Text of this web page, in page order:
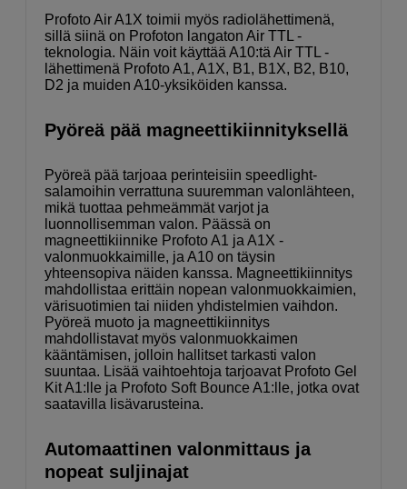
Profoto Air A1X toimii myös radiolähettimenä,
sillä siinä on Profoton langaton Air TTL -
teknologia. Näin voit käyttää A10:tä Air TTL -
lähettimenä Profoto A1, A1X, B1, B1X, B2, B10,
D2 ja muiden A10-yksiköiden kanssa.
Pyöreä pää magneettikiinnityksellä
Pyöreä pää tarjoaa perinteisiin speedlight-
salamoihin verrattuna suuremman valonlähteen,
mikä tuottaa pehmeämmät varjot ja
luonnollisemman valon. Päässä on
magneettikiinnike Profoto A1 ja A1X -
valonmuokkaimille, ja A10 on täysin
yhteensopiva näiden kanssa. Magneettikiinnitys
mahdollistaa erittäin nopean valonmuokkaimien,
värisuotimien tai niiden yhdistelmien vaihdon.
Pyöreä muoto ja magneettikiinnitys
mahdollistavat myös valonmuokkaimen
kääntämisen, jolloin hallitset tarkasti valon
suuntaa. Lisää vaihtoehtoja tarjoavat Profoto Gel
Kit A1:lle ja Profoto Soft Bounce A1:lle, jotka ovat
saatavilla lisävarusteina.
Automaattinen valonmittaus ja
nopeat suljinajat